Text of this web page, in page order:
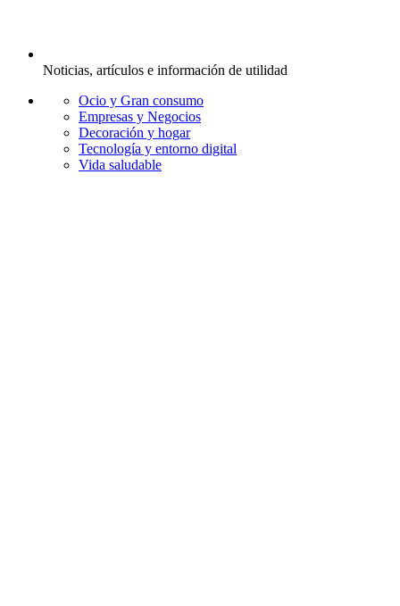
Noticias, artículos e información de utilidad
Ocio y Gran consumo
Empresas y Negocios
Decoración y hogar
Tecnología y entorno digital
Vida saludable